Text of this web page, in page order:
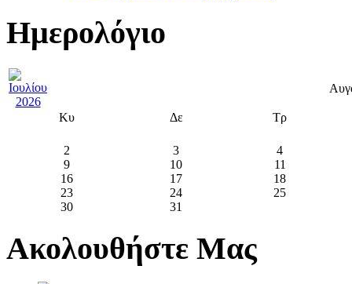
Ημερολόγιο
Κυ Δε Τρ
2 3
4
9
10
11
16
17
18
23
24
25
30
31
Ακολουθήστε Μας